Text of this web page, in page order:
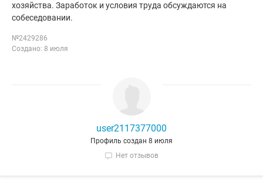
хозяйства. Заработок и условия труда обсуждаются на
собеседовании.
№2429286
Создано: 8 июля
user2117377000
Профиль создан 8 июля
Нет отзывов